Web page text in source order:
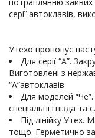
серії автоклавів,
Для серії “А”.
Виготовлені з
“А”автоклавів
Для моделей
спеціальні гнізда
Під лінійку
тощо. Герметично